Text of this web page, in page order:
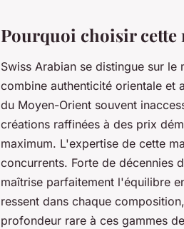
Pourquoi choisir cette
Swiss Arabian se distingue sur le
combine authenticité orientale et
du Moyen-Orient souvent
créations raffinées à des prix
maximum. L'expertise de cette
concurrents. Forte de décennies
maîtrise parfaitement l'équilibre
ressent dans chaque
profondeur rare à ces gammes